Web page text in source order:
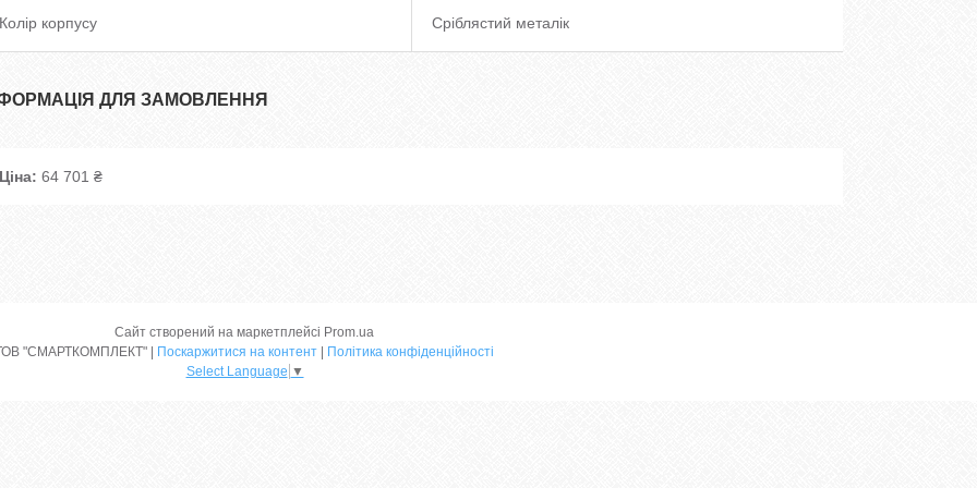
Колір корпусу Сріблястий металік
ДЛЯ ЗАМОВЛЕННЯ
Ціна: 64 701 ₴
Сайт створений на маркетплейсі Prom.ua
ТОВ "СМАРТКОМПЛЕКТ" | Поскаржитися на контент | Політика конфіденційності
Select Language ▼